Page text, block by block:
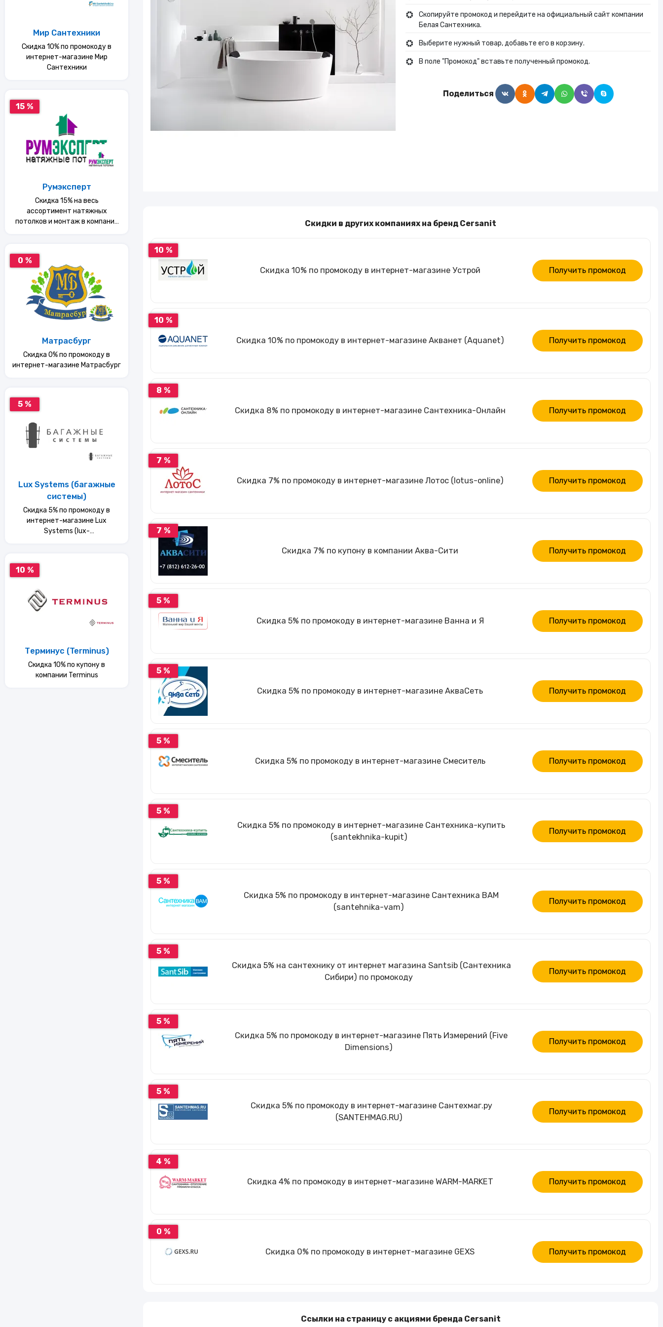
Туры и путешествия Алкогольные напитки
Кино Часы и украшения
Скопируйте промокод и перейдите на официальный сайт компании
Белая Сантехника.
Выберите нужный товар, добавьте его в корзину.
В поле "Промокод" вставьте полученный промокод.
Поделиться
Скидки в других компаниях на бренд Cersanit
10 %
Скидка 10% по промокоду в интернет-магазине Устрой Получить промокод
10 %
Скидка 10% по промокоду в интернет-магазине Акванет (Aquanet) Получить промокод
8 %
Скидка 8% по промокоду в интернет-магазине Сантехника-Онлайн Получить промокод
7 %
Скидка 7% по промокоду в интернет-магазине Лотос (lotus-online) Получить промокод
7 %
Скидка 7% по купону в компании Аква-Сити Получить промокод
5 %
Скидка 5% по промокоду в интернет-магазине Ванна и Я Получить промокод
5 %
Скидка 5% по промокоду в интернет-магазине АкваCеть Получить промокод
5 %
Скидка 5% по промокоду в интернет-магазине Смеситель Получить промокод
5 %
Скидка 5% по промокоду в интернет-магазине Сантехника-купить
(santekhnika-kupit)
Получить промокод
5 %
Скидка 5% по промокоду в интернет-магазине Сантехника ВАМ
(santehnika-vam)
Получить промокод
5 %
Скидка 5% на сантехнику от интернет магазина Santsib (Сантехника
Сибири) по промокоду
Получить промокод
5 %
Скидка 5% по промокоду в интернет-магазине Пять Измерений (Five
Dimensions)
Получить промокод
5 %
Скидка 5% по промокоду в интернет-магазине Сантехмаг.ру
(SANTEHMAG.RU)
Получить промокод
4 %
Скидка 4% по промокоду в интернет-магазине WARM-MARKET Получить промокод
0 %
Скидка 0% по промокоду в интернет-магазине GEXS Получить промокод
Ссылки на страницу с акциями бренда Cersanit
Мир Сантехники
Скидка 10% по промокоду в
интернет-магазине Мир
Сантехники
15 %
Румэксперт
Скидка 15% на весь
ассортимент натяжных
потолков и монтаж в компании
0 %
Матрасбург
Скидка 0% по промокоду в
интернет-магазине Матрасбург
5 %
Lux Systems (багажные
системы)
Скидка 5% по промокоду в
интернет-магазине Lux
Systems (lux-
10 %
Терминус (Terminus)
Скидка 10% по купону в
компании Terminus